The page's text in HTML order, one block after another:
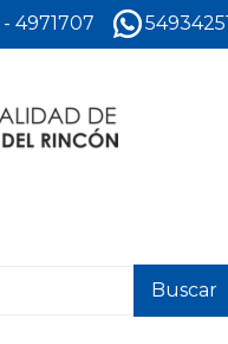
4971707
Buscar